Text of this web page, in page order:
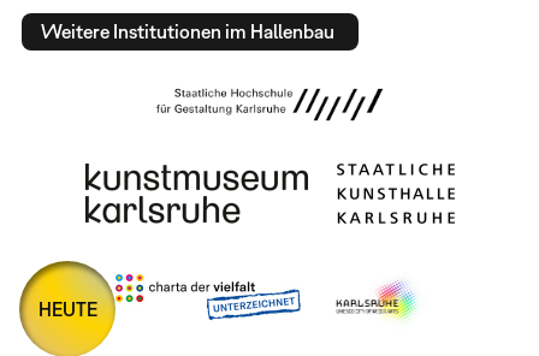
Weitere Institutionen im Hallenbau
HEUTE